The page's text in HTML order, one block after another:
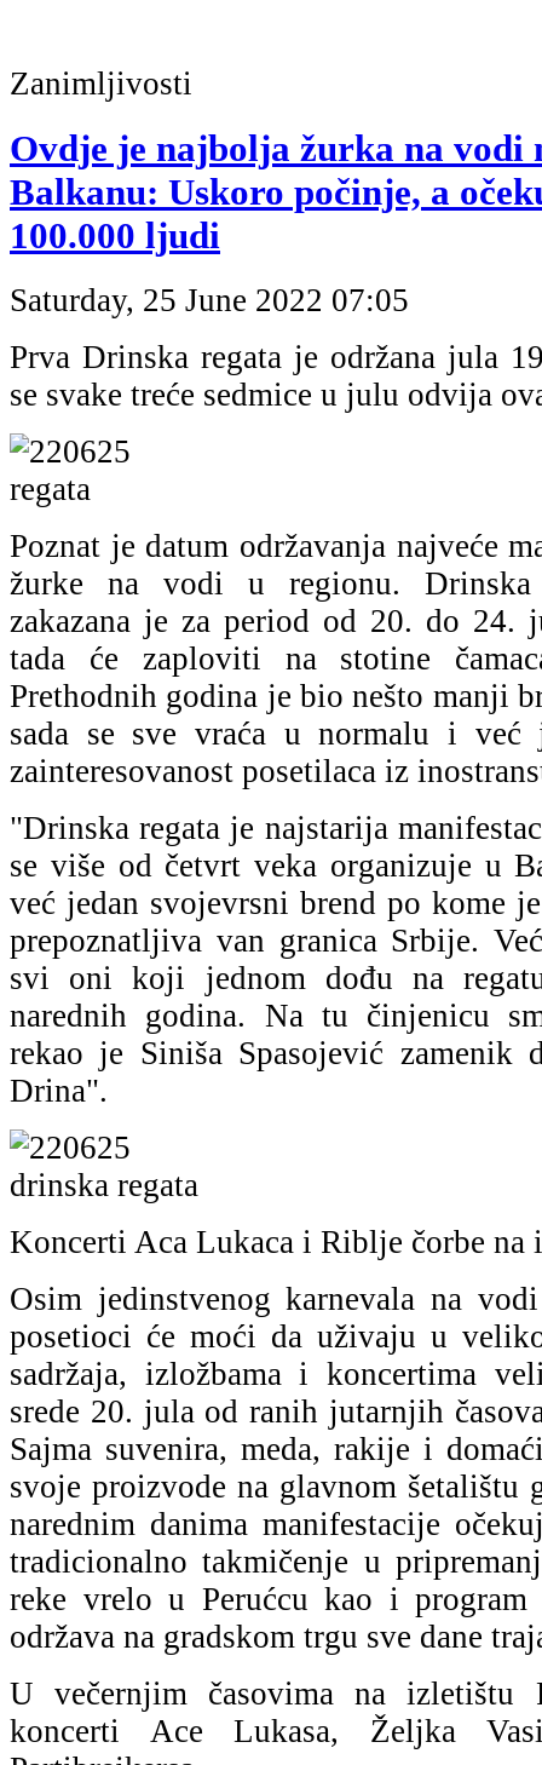
Zanimljivosti
Ovdje je najbolja žurka na vodi
Balkanu: Uskoro počinje, a
100.000 ljudi
Saturday, 25 June 2022 07:05
Prva Drinska regata je održana jula
se svake treće sedmice u julu odvija
Poznat je datum održavanja najveće
žurke na vodi u regionu. Drinska
zakazana je za period od 20. do 24.
tada će zaploviti na stotine
Prethodnih godina je bio nešto manji
sada se sve vraća u normalu i već
zainteresovanost posetilaca iz
"Drinska regata je najstarija
se više od četvrt veka organizuje u
već jedan svojevrsni brend po kome
prepoznatljiva van granica Srbije.
svi oni koji jednom dođu na
narednih godina. Na tu činjenicu
rekao je Siniša Spasojević zamenik
Drina".
Koncerti Aca Lukaca i Riblje čorbe na
Osim jedinstvenog karnevala na
posetioci će moći da uživaju u
sadržaja, izložbama i koncertima
srede 20. jula od ranih jutarnjih
Sajma suvenira, meda, rakije i
svoje proizvode na glavnom šetalištu
narednim danima manifestacije
tradicionalno takmičenje u
reke vrelo u Perućcu kao i
održava na gradskom trgu sve dane
U večernjim časovima na izletištu
koncerti Ace Lukasa, Željka